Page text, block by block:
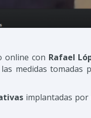
online con Rafael
medidas tomadas
implantadas por